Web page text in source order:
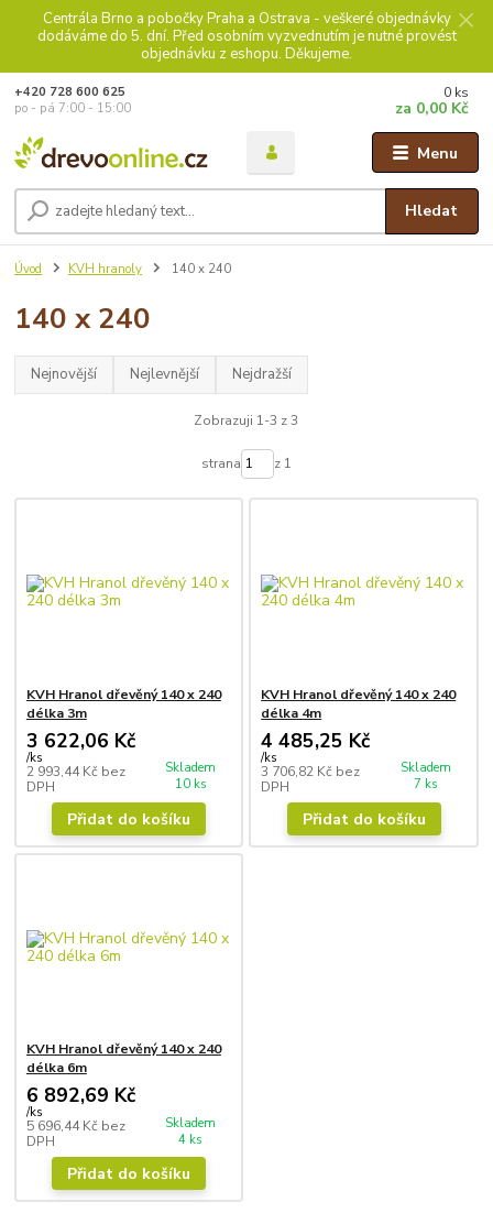
Centrála Brno a pobočky Praha a Ostrava - veškeré objednávky
dodáváme do 5. dní. Před osobním vyzvednutím je nutné provést
objednávku z eshopu. Děkujeme.
Menu
Hledat
+420 728 600 625
po - pá 7:00 - 15:00
0 ks
za 0,00 Kč
Úvod KVH hranoly 140 x 240
140 x 240
Nejnovější Nejlevnější Nejdražší
Zobrazuji 1-3 z 3
strana z 1
KVH Hranol dřevěný 140 x 240
délka 3m
3 622,06 Kč
/ks
2 993,44 Kč bez
DPH
Skladem
10 ks
Přidat do košíku
KVH Hranol dřevěný 140 x 240
délka 4m
4 485,25 Kč
/ks
3 706,82 Kč bez
DPH
Skladem
7 ks
Přidat do košíku
KVH Hranol dřevěný 140 x 240
délka 6m
6 892,69 Kč
/ks
5 696,44 Kč bez
DPH
Skladem
4 ks
Přidat do košíku